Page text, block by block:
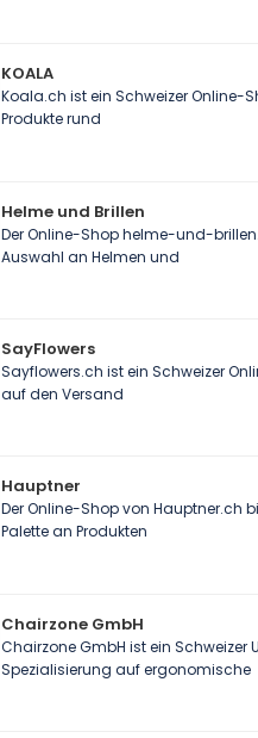
KOALA
Koala.ch ist ein Schweizer Online-
Produkte rund
Helme und Brillen
Der Online-Shop helme-und-
Auswahl an Helmen und
SayFlowers
Sayflowers.ch ist ein Schweizer
auf den Versand
Hauptner
Der Online-Shop von Hauptner.ch
Palette an Produkten
Chairzone GmbH
Chairzone GmbH ist ein Schweizer
Spezialisierung auf ergonomische